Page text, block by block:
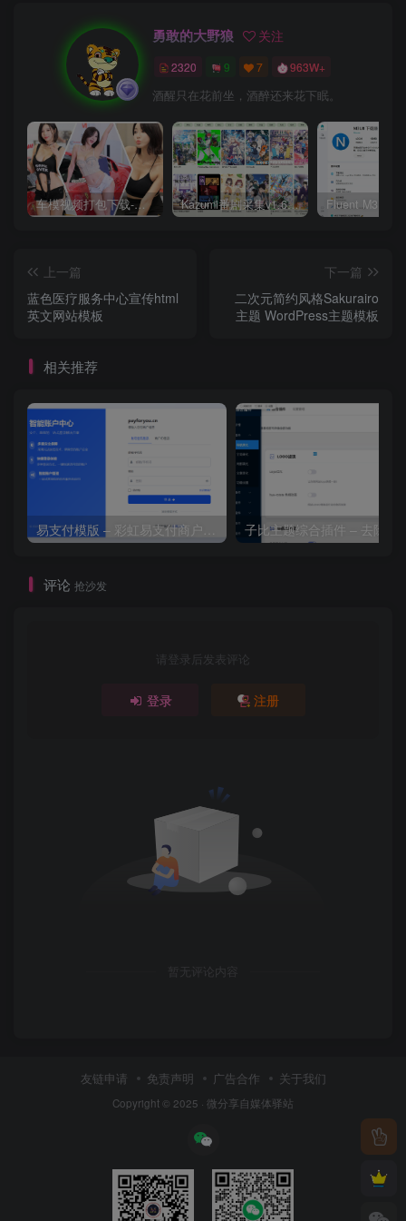
勇敢的大野狼 关注
2320 9 7 963W+
酒醒只在花前坐，酒醉还来花下眠。
车模视频打包下载-高清无水印版 Kazumi番剧采集v1.6.9：支持自定义规则+在线观看+弹幕，跨平台下载
上一篇
蓝色医疗服务中心宣传html
英文网站模板
下一篇
二次元简约风格Sakurairo
主题 WordPress主题模板
相关推荐
子比主题综合插件 – 去除授
评论 抢沙发
请登录后发表评论
登录 注册
暂无评论内容
友链申请 免责声明 广告合作 关于我们
Copyright © 2025 · 微分享自媒体驿站